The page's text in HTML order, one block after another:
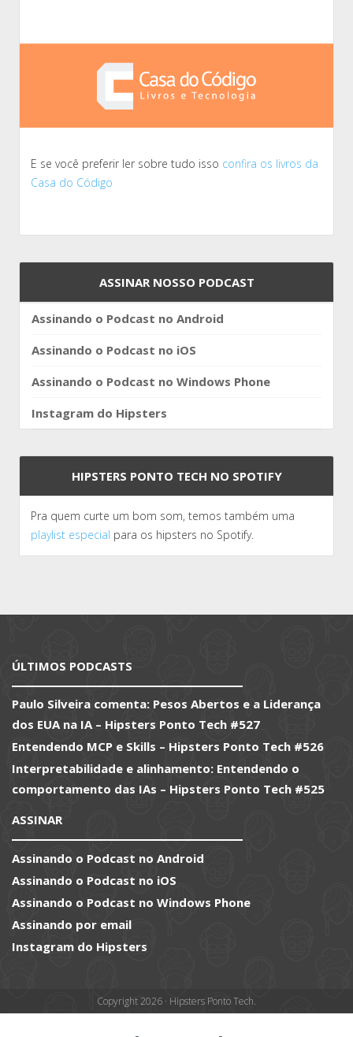
E se você preferir ler sobre tudo isso confira os livros da
Casa do Código
ASSINAR NOSSO PODCAST
Assinando o Podcast no Android
Assinando o Podcast no iOS
Assinando o Podcast no Windows Phone
Instagram do Hipsters
HIPSTERS PONTO TECH NO SPOTIFY
Pra quem curte um bom som, temos também uma
playlist especial para os hipsters no Spotify.
ÚLTIMOS PODCASTS
Paulo Silveira comenta: Pesos Abertos e a Liderança
dos EUA na IA – Hipsters Ponto Tech #527
Entendendo MCP e Skills – Hipsters Ponto Tech #526
Interpretabilidade e alinhamento: Entendendo o
comportamento das IAs – Hipsters Ponto Tech #525
ASSINAR
Assinando o Podcast no Android
Assinando o Podcast no iOS
Assinando o Podcast no Windows Phone
Assinando por email
Instagram do Hipsters
Copyright 2026 · Hipsters Ponto Tech.